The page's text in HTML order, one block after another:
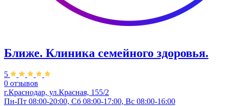
Ближе. Клиника семейного здоровья.
5
0 отзывов
г.Краснодар, ул.Красная, 155/2
Пн-Пт 08:00-20:00, Сб 08:00-17:00, Вс 08:00-16:00